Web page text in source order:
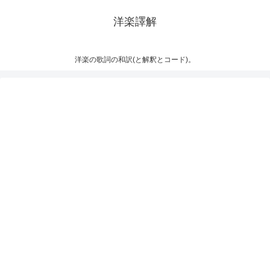
洋楽譯解
洋楽の歌詞の和訳(と解釈とコード)。